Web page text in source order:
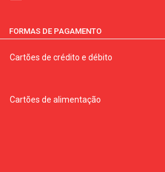
FORMAS DE PAGAMENTO
Cartões de crédito e débito
Cartões de alimentação